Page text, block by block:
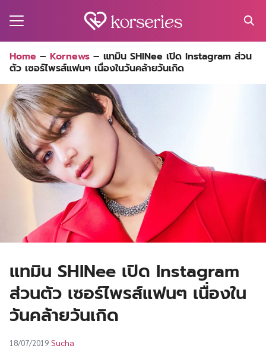
for:
Home – Kornews – แทมิน SHINee เปิด Instagram ส่วน
ตัว เซอร์ไพรส์แฟนๆ เนื่องในวันคล้ายวันเกิด
แทมิน SHINee เปิด Instagram
ส่วนตัว เซอร์ไพรส์แฟนๆ เนื่องใน
วันคล้ายวันเกิด
18/07/2019 Sucha